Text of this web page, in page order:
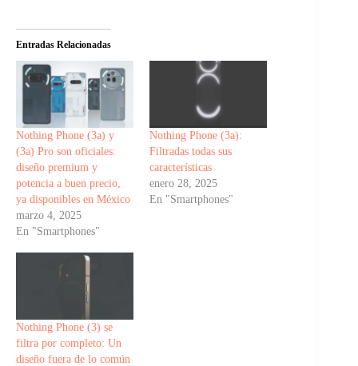
Entradas Relacionadas
Nothing Phone (3a) y
(3a) Pro son oficiales:
diseño premium y
potencia a buen precio,
ya disponibles en México
marzo 4, 2025
En "Smartphones"
Nothing Phone (3a):
Filtradas todas sus
características
enero 28, 2025
En "Smartphones"
Nothing Phone (3) se
filtra por completo: Un
diseño fuera de lo común